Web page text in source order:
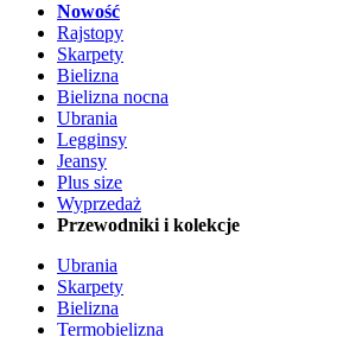
Nowość
Rajstopy
Skarpety
Bielizna
Bielizna nocna
Ubrania
Legginsy
Jeansy
Plus size
Wyprzedaż
Przewodniki i kolekcje
Ubrania
Skarpety
Bielizna
Termobielizna